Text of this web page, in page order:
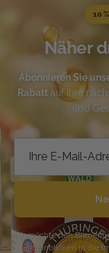
Näher
Abonnieren Sie
Rabattauf Ihre
und
Ich möchte den
und Einblicken in die